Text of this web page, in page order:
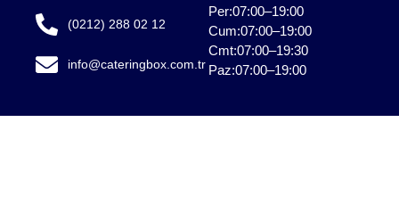
(0212) 288 02 12
info@cateringbox.com.tr
Per:07:00–19:00
Cum:07:00–19:00
Cmt:07:00–19:30
Paz:07:00–19:00